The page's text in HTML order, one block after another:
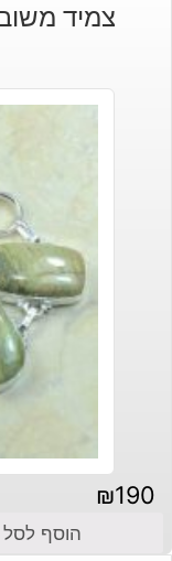
צמיד
₪190
הוסף לסל